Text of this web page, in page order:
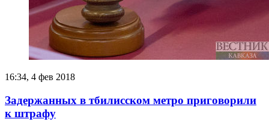
16:34, 4 фев 2018
Задержанных в тбилисском метро приговорили
к штрафу